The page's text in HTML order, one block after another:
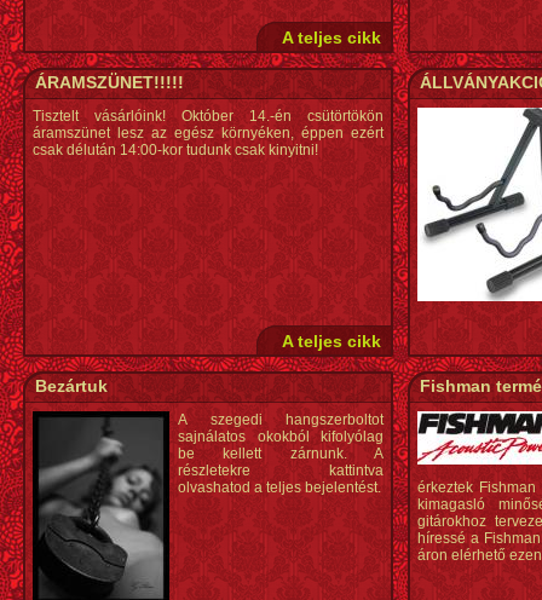
A teljes cikk
ÁRAMSZÜNET!!!!!
Tisztelt vásárlóink! Október 14.-én csütörtökön
áramszünet lesz az egész környéken, éppen ezért
csak délután 14:00-kor tudunk csak kinyitni!
A teljes cikk
Bezártuk
A szegedi hangszerboltot
sajnálatos okokból kifolyólag
be kellett zárnunk. A
részletekre kattintva
olvashatod a teljes bejelentést.
Fishman
érkeztek
kimagasló
gitárokhoz
híressé a
áron elérhető